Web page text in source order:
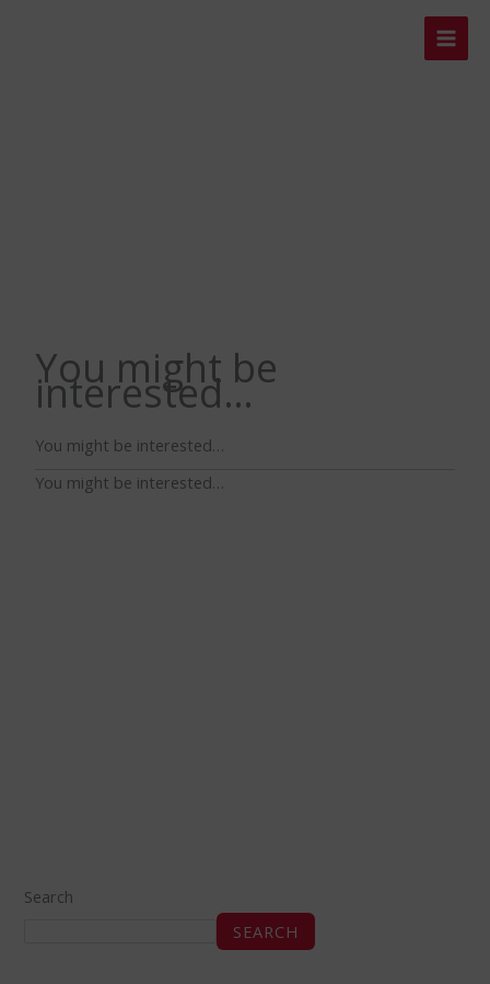
Search
SEARCH
You might be
interested…
You might be interested…
You might be interested…